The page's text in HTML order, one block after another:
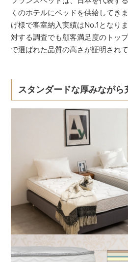
くのホテルにベッドを供給してき
げ様で客室納入実績はNo.1となり
対する調査でも顧客満足度のトッ
で選ばれた品質の高さが証明されて
スタンダードな厚みながら